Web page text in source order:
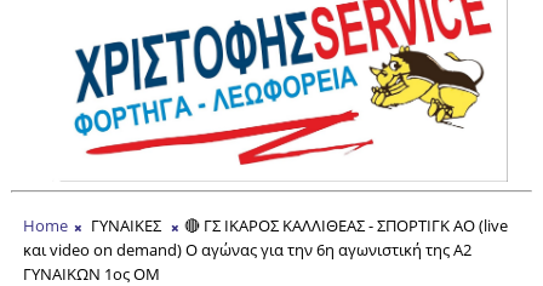
Home ΓΥΝΑΙΚΕΣ
🔴 ΓΣ ΙΚΑΡΟΣ ΚΑΛΛΙΘΕΑΣ - ΣΠΟΡΤΙΓΚ ΑΟ (live
και video on demand) Ο αγώνας για την 6η αγωνιστική της Α2
ΓΥΝΑΙΚΩΝ 1ος ΟΜ